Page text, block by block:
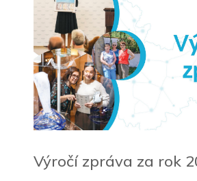
Výročí zpráva za rok